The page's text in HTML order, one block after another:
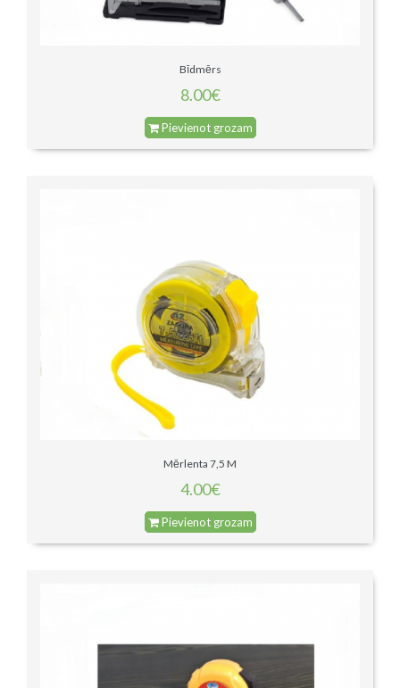
Bīdmērs
8.00€
Pievienot grozam
Mērlenta 7,5 M
4.00€
Pievienot grozam